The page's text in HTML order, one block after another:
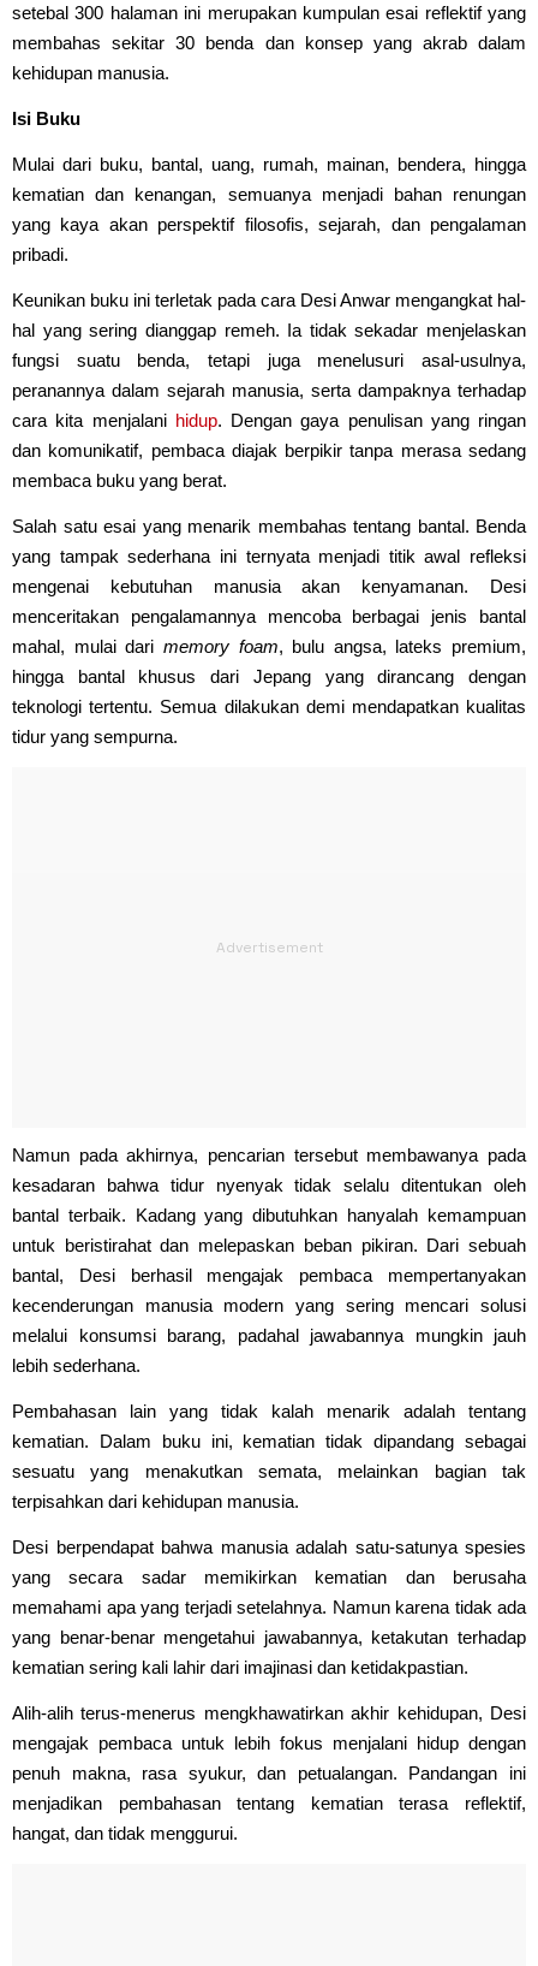
setebal 300 halaman ini merupakan kumpulan esai reflektif yang
membahas sekitar 30 benda dan konsep yang akrab dalam
kehidupan manusia.
Isi Buku
Mulai dari buku, bantal, uang, rumah, mainan, bendera, hingga
kematian dan kenangan, semuanya menjadi bahan renungan
yang kaya akan perspektif filosofis, sejarah, dan pengalaman
pribadi.
Keunikan buku ini terletak pada cara Desi Anwar mengangkat hal-
hal yang sering dianggap remeh. Ia tidak sekadar menjelaskan
fungsi suatu benda, tetapi juga menelusuri asal-usulnya,
peranannya dalam sejarah manusia, serta dampaknya terhadap
cara kita menjalani hidup. Dengan gaya penulisan yang ringan
dan komunikatif, pembaca diajak berpikir tanpa merasa sedang
membaca buku yang berat.
Salah satu esai yang menarik membahas tentang bantal. Benda
yang tampak sederhana ini ternyata menjadi titik awal refleksi
mengenai kebutuhan manusia akan kenyamanan. Desi
menceritakan pengalamannya mencoba berbagai jenis bantal
mahal, mulai dari memory foam, bulu angsa, lateks premium,
hingga bantal khusus dari Jepang yang dirancang dengan
teknologi tertentu. Semua dilakukan demi mendapatkan kualitas
tidur yang sempurna.
Namun pada akhirnya, pencarian tersebut membawanya pada
kesadaran bahwa tidur nyenyak tidak selalu ditentukan oleh
bantal terbaik. Kadang yang dibutuhkan hanyalah kemampuan
untuk beristirahat dan melepaskan beban pikiran. Dari sebuah
bantal, Desi berhasil mengajak pembaca mempertanyakan
kecenderungan manusia modern yang sering mencari solusi
melalui konsumsi barang, padahal jawabannya mungkin jauh
lebih sederhana.
Pembahasan lain yang tidak kalah menarik adalah tentang
kematian. Dalam buku ini, kematian tidak dipandang sebagai
sesuatu yang menakutkan semata, melainkan bagian tak
terpisahkan dari kehidupan manusia.
Desi berpendapat bahwa manusia adalah satu-satunya spesies
yang secara sadar memikirkan kematian dan berusaha
memahami apa yang terjadi setelahnya. Namun karena tidak ada
yang benar-benar mengetahui jawabannya, ketakutan terhadap
kematian sering kali lahir dari imajinasi dan ketidakpastian.
Alih-alih terus-menerus mengkhawatirkan akhir kehidupan, Desi
mengajak pembaca untuk lebih fokus menjalani hidup dengan
penuh makna, rasa syukur, dan petualangan. Pandangan ini
menjadikan pembahasan tentang kematian terasa reflektif,
hangat, dan tidak menggurui.